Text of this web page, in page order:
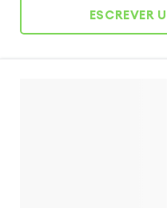
ESCREVER